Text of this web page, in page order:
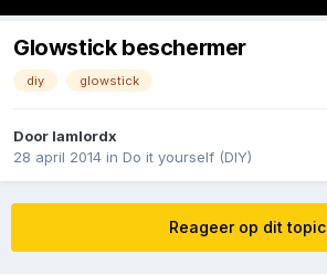
Glowstick beschermer
diy glowstick
Door Iamlordx
28 april 2014 in Do it yourself (DIY)
Reageer op dit topic